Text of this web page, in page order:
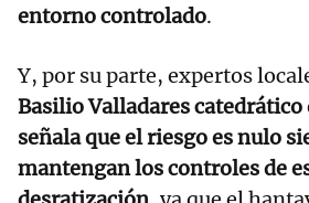
entorno controlado.
Y, por su parte, expertos
Basilio Valladares
señala que el riesgo es nulo
mantengan los controles de